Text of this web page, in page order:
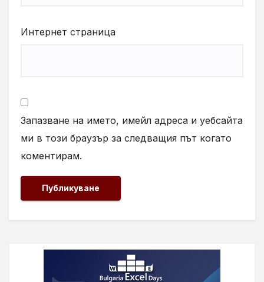
Интернет страница
Запазване на името, имейл адреса и уебсайта
ми в този браузър за следващия път когато
коментирам.